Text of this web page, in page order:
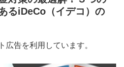
るiDeCo（イデコ）の
広告を利用しています。